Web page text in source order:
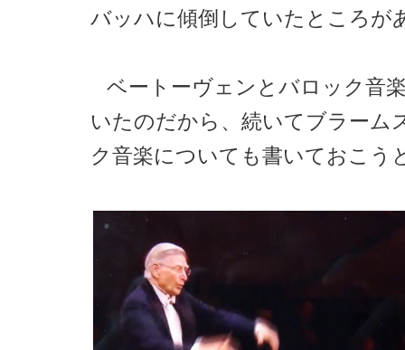
バッハに傾倒していたところが
ベートーヴェンとバロック音
いたのだから、続いてブラーム
ク音楽についても書いておこう